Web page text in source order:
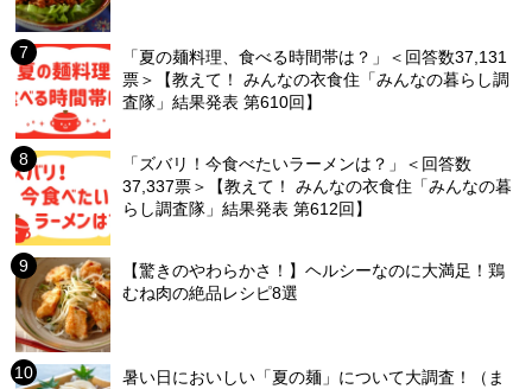
「夏の麺料理、食べる時間帯は？」＜回答数37,131
票＞【教えて！ みんなの衣食住「みんなの暮らし調
査隊」結果発表 第610回】
「ズバリ！今食べたいラーメンは？」＜回答数
37,337票＞【教えて！ みんなの衣食住「みんなの暮
らし調査隊」結果発表 第612回】
【驚きのやわらかさ！】ヘルシーなのに大満足！鶏
むね肉の絶品レシピ8選
暑い日においしい「夏の麺」について大調査！（ま